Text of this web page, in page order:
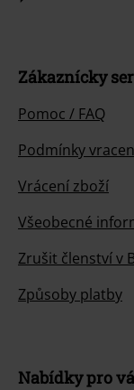
Zákaznícky
Pomoc / FAQ
Podmínky
Vrácení zboží
Všeobecné
Zrušit členství v
Způsoby platby
Nabídky pro